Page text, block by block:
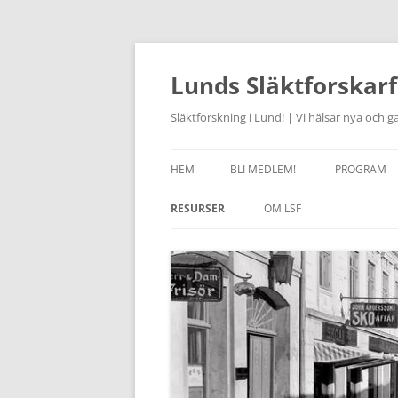
Hoppa
Lunds
Släktforskning i Lund! | Vi hälsar nya och
HEM BLI MEDLEM! PROGRAM
RESURSER
OM SLÄKTFORSKNING
RABATT I RÖTTERBOKHANDELN
ANCESTRY – RABATT
SKÅNES
OM LSF
STYRELSEN 2026
STADGAR
LSF HANTERING AV
PERSONUPPGIFTER